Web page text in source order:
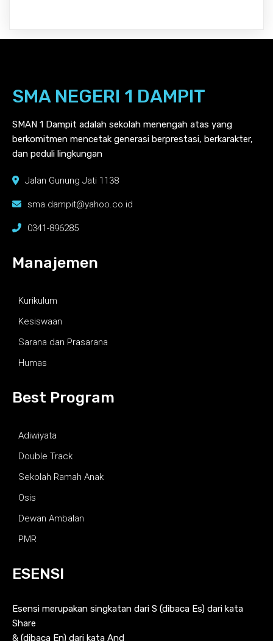
SMA NEGERI 1 DAMPIT
SMAN 1 Dampit adalah sekolah menengah atas yang
berkomitmen mencetak generasi berprestasi, berkarakter,
dan peduli lingkungan
Jalan Gunung Jati 1138
sma.dampit@yahoo.co.id
0341-896285
Manajemen
Kurikulum
Kesiswaan
Sarana dan Prasarana
Humas
Best Program
Adiwiyata
Double Track
Sekolah Ramah Anak
Osis
Dewan Ambalan
PMR
ESENSI
Esensi merupakan singkatan dari S (dibaca Es) dari kata
Share
& (dibaca En) dari kata And